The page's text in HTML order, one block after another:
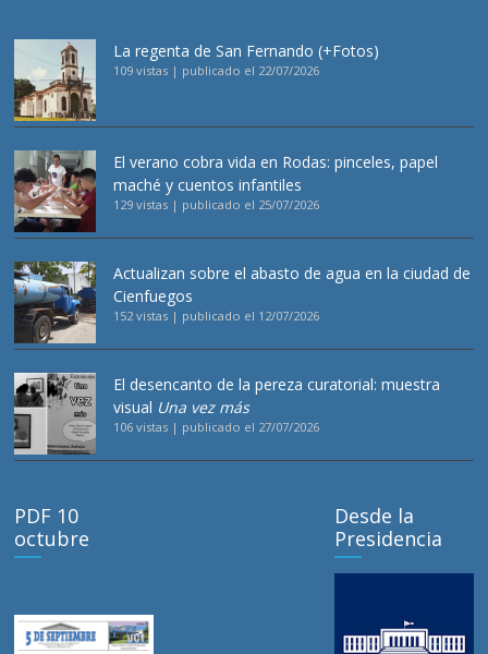
La regenta de San Fernando (+Fotos)
109 vistas | publicado el 22/07/2026
El verano cobra vida en Rodas: pinceles, papel
maché y cuentos infantiles
129 vistas | publicado el 25/07/2026
Actualizan sobre el abasto de agua en la ciudad de
Cienfuegos
152 vistas | publicado el 12/07/2026
El desencanto de la pereza curatorial: muestra
visual Una vez más
106 vistas | publicado el 27/07/2026
PDF 10
octubre
Desde la
Presidencia